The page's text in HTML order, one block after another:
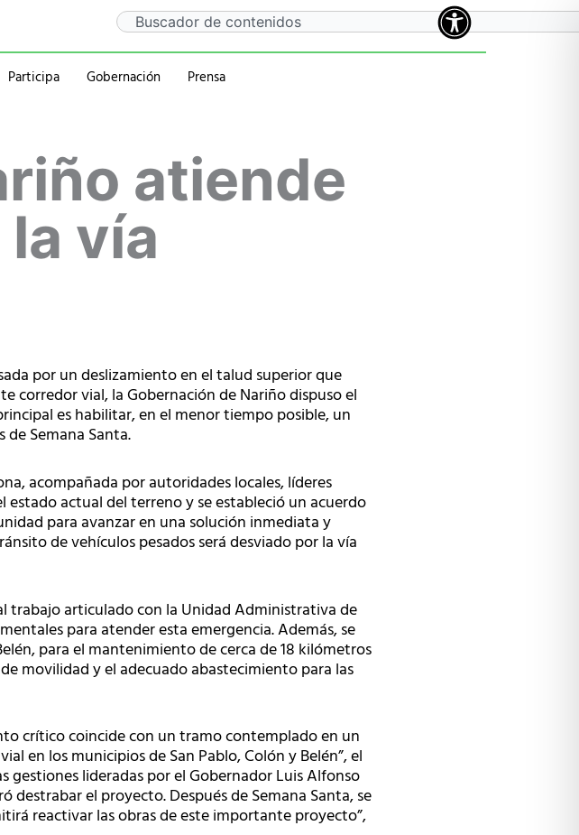
Search
PQRSD
Ubicación
Participa Gobernación
2016-2019
2012-2015
Prensa
atiende
vía
por un deslizamiento en el talud superior que
corredor vial, la Gobernación de Nariño dispuso el
es habilitar, en el menor tiempo posible, un
Semana Santa.
acompañada por autoridades locales, líderes
actual del terreno y se estableció un acuerdo
para avanzar en una solución inmediata y
de vehículos pesados será desviado por la vía
trabajo articulado con la Unidad Administrativa de
para atender esta emergencia. Además, se
para el mantenimiento de cerca de 18 kilómetros
movilidad y el adecuado abastecimiento para las
crítico coincide con un tramo contemplado en un
en los municipios de San Pablo, Colón y Belén”, el
gestiones lideradas por el Gobernador Luis Alfonso
destrabar el proyecto. Después de Semana Santa, se
reactivar las obras de este importante proyecto”,